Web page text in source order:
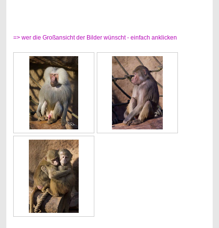
=> wer die Großansicht der Bilder wünscht - einfach anklicken